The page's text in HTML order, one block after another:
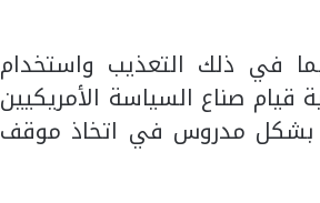
في ذلك التعذيب واستخدام
صناع السياسة الأمريكيين
بشكل مدروس في اتخاذ موقف